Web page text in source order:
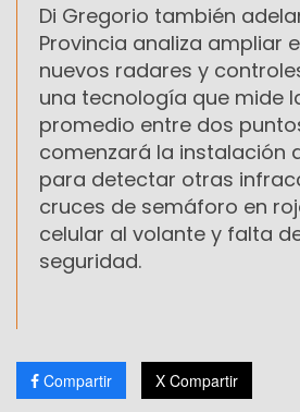
Di Gregorio también
Provincia analiza ampliar
nuevos radares y
una tecnología que mide
promedio entre dos
comenzará la instalación
para detectar otras
cruces de semáforo en
celular al volante y falta
seguridad.
Compartir X Compartir